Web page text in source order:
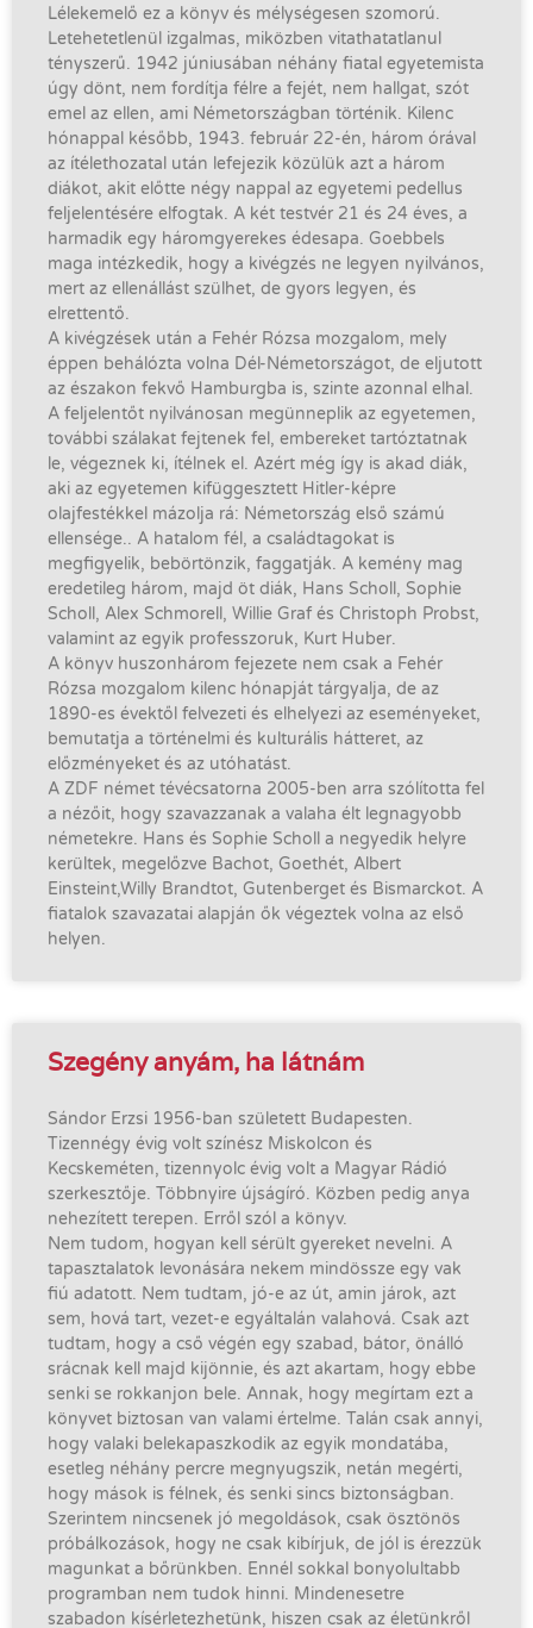
Lélekemelő ez a könyv és mélységesen szomorú.
Letehetetlenül izgalmas, miközben vitathatatlanul
tényszerű. 1942 júniusában néhány fiatal egyetemista
úgy dönt, nem fordítja félre a fejét, nem hallgat, szót
emel az ellen, ami Németországban történik. Kilenc
hónappal később, 1943. február 22-én, három órával
az ítélethozatal után lefejezik közülük azt a három
diákot, akit előtte négy nappal az egyetemi pedellus
feljelentésére elfogtak. A két testvér 21 és 24 éves, a
harmadik egy háromgyerekes édesapa. Goebbels
maga intézkedik, hogy a kivégzés ne legyen nyilvános,
mert az ellenállást szülhet, de gyors legyen, és
elrettentő.
A kivégzések után a Fehér Rózsa mozgalom, mely
éppen behálózta volna Dél-Németországot, de eljutott
az északon fekvő Hamburgba is, szinte azonnal elhal.
A feljelentőt nyilvánosan megünneplik az egyetemen,
további szálakat fejtenek fel, embereket tartóztatnak
le, végeznek ki, ítélnek el. Azért még így is akad diák,
aki az egyetemen kifüggesztett Hitler-képre
olajfestékkel mázolja rá: Németország első számú
ellensége.. A hatalom fél, a családtagokat is
megfigyelik, bebörtönzik, faggatják. A kemény mag
eredetileg három, majd öt diák, Hans Scholl, Sophie
Scholl, Alex Schmorell, Willie Graf és Christoph Probst,
valamint az egyik professzoruk, Kurt Huber.
A könyv huszonhárom fejezete nem csak a Fehér
Rózsa mozgalom kilenc hónapját tárgyalja, de az
1890-es évektől felvezeti és elhelyezi az eseményeket,
bemutatja a történelmi és kulturális hátteret, az
előzményeket és az utóhatást.
A ZDF német tévécsatorna 2005-ben arra szólította fel
a nézőit, hogy szavazzanak a valaha élt legnagyobb
németekre. Hans és Sophie Scholl a negyedik helyre
kerültek, megelőzve Bachot, Goethét, Albert
Einsteint,Willy Brandtot, Gutenberget és Bismarckot. A
fiatalok szavazatai alapján ők végeztek volna az első
helyen.
Szegény anyám, ha látnám
Sándor Erzsi 1956-ban született Budapesten.
Tizennégy évig volt színész Miskolcon és
Kecskeméten, tizennyolc évig volt a Magyar Rádió
szerkesztője. Többnyire újságíró. Közben pedig anya
nehezített terepen. Erről szól a könyv.
Nem tudom, hogyan kell sérült gyereket nevelni. A
tapasztalatok levonására nekem mindössze egy vak
fiú adatott. Nem tudtam, jó-e az út, amin járok, azt
sem, hová tart, vezet-e egyáltalán valahová. Csak azt
tudtam, hogy a cső végén egy szabad, bátor, önálló
srácnak kell majd kijönnie, és azt akartam, hogy ebbe
senki se rokkanjon bele. Annak, hogy megírtam ezt a
könyvet biztosan van valami értelme. Talán csak annyi,
hogy valaki belekapaszkodik az egyik mondatába,
esetleg néhány percre megnyugszik, netán megérti,
hogy mások is félnek, és senki sincs biztonságban.
Szerintem nincsenek jó megoldások, csak ösztönös
próbálkozások, hogy ne csak kibírjuk, de jól is érezzük
magunkat a bőrünkben. Ennél sokkal bonyolultabb
programban nem tudok hinni. Mindenesetre
szabadon kísérletezhetünk, hiszen csak az életünkről